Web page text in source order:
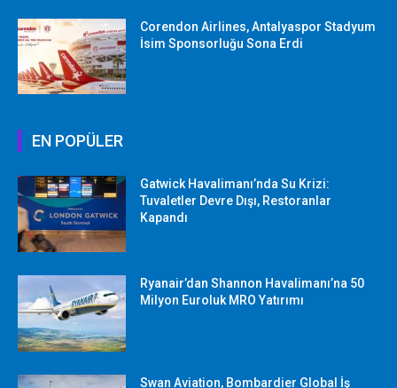
Corendon Airlines, Antalyaspor Stadyum
İsim Sponsorluğu Sona Erdi
EN POPÜLER
Gatwick Havalimanı’nda Su Krizi:
Tuvaletler Devre Dışı, Restoranlar
Kapandı
Ryanair’dan Shannon Havalimanı’na 50
Milyon Euroluk MRO Yatırımı
Swan Aviation, Bombardier Global İş